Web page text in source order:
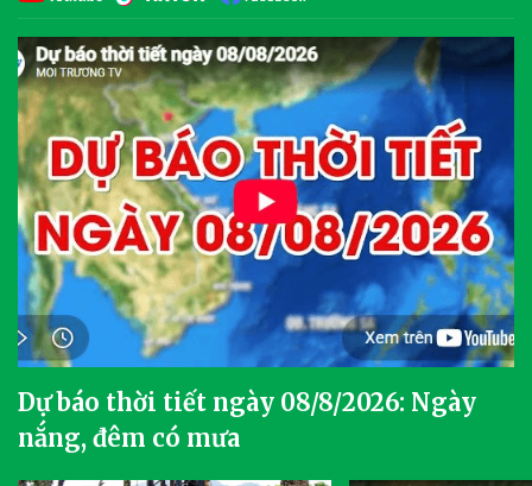
Dự báo thời tiết ngày 08/8/2026: Ngày
nắng, đêm có mưa